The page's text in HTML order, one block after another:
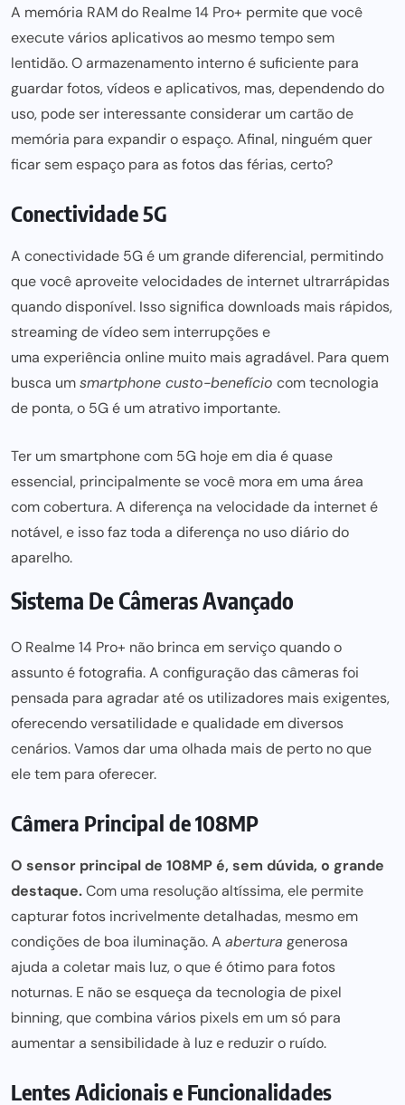
A memória RAM do Realme 14 Pro+ permite que você
execute vários aplicativos ao mesmo tempo sem
lentidão. O armazenamento interno é suficiente para
guardar fotos, vídeos e aplicativos, mas, dependendo do
uso, pode ser interessante considerar um cartão de
memória para expandir o espaço. Afinal, ninguém quer
ficar sem espaço para as fotos das férias, certo?
Conectividade 5G
A conectividade 5G é um grande diferencial, permitindo
que você aproveite velocidades de internet ultrarrápidas
quando disponível. Isso significa downloads mais rápidos,
streaming de vídeo sem interrupções e
uma experiência online muito maisagradável. Para quem
busca umsmartphone custo-benefício com tecnologia
de ponta, o 5G é um atrativo importante.
Ter um smartphone com 5G hoje em dia é quase
essencial, principalmente se você mora em uma área
com cobertura. A diferença na velocidade da internet é
notável, e isso faz toda a diferença no uso diário do
aparelho.
Sistema De Câmeras Avançado
O Realme 14 Pro+ não brinca em serviço quando o
assunto é fotografia. A configuração das câmeras foi
pensada para agradar até os utilizadores mais exigentes,
oferecendo versatilidade e qualidade em diversos
cenários. Vamos dar uma olhada mais de perto no que
ele tem para oferecer.
Câmera Principal de 108MP
O sensor principal de 108MP é, sem dúvida, o grande
destaque.Com uma resolução altíssima, ele permite
capturar fotos incrivelmente detalhadas, mesmo em
condições de boa iluminação. A abertura generosa
ajuda a coletar mais luz, o que é ótimo para fotos
noturnas. E não se esqueça da tecnologia de pixel
binning, que combina vários pixels em um só para
aumentar a sensibilidade à luz e reduzir o ruído.
Lentes Adicionais e Funcionalidades